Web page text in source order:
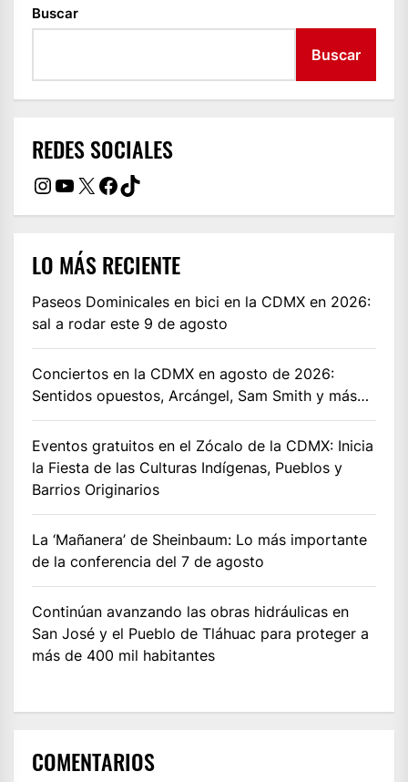
Buscar
Buscar
REDES SOCIALES
Instagram
YouTube
X Facebook
TikTok
LO MÁS RECIENTE
Paseos Dominicales en bici en la CDMX en 2026:
sal a rodar este 9 de agosto
Conciertos en la CDMX en agosto de 2026:
Sentidos opuestos, Arcángel, Sam Smith y más…
Eventos gratuitos en el Zócalo de la CDMX: Inicia
la Fiesta de las Culturas Indígenas, Pueblos y
Barrios Originarios
La ‘Mañanera’ de Sheinbaum: Lo más importante
de la conferencia del 7 de agosto
Continúan avanzando las obras hidráulicas en
San José y el Pueblo de Tláhuac para proteger a
más de 400 mil habitantes
COMENTARIOS